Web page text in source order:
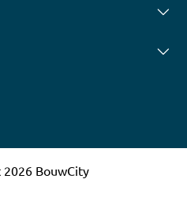
BouwCity